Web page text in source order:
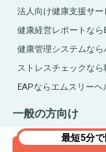
最短5分
法人向け健康支援サ
健康経営レポートなら
健康管理システムな
ストレスチェックな
EAPならエムスリーヘ
一般の方向け
医療総合サイトQLife